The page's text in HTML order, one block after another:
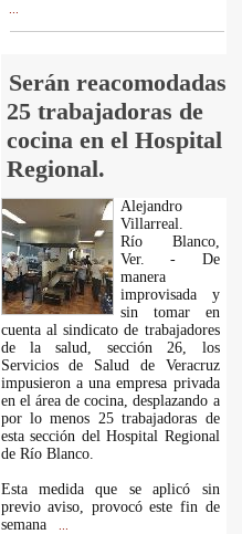
Serán reacomodadas
25 trabajadoras de
cocina en el Hospital
Regional.
Alejandro
Villarreal.
Río Blanco,
Ver. - De
manera
improvisada y
sin tomar en
cuenta al sindicato de trabajadores
de la salud, sección 26, los
Servicios de Salud de Veracruz
impusieron a una empresa privada
en el área de cocina, desplazando a
por lo menos 25 trabajadoras de
esta sección del Hospital Regional
de Río Blanco.
Esta medida que se aplicó sin
previo aviso, provocó este fin de
semana